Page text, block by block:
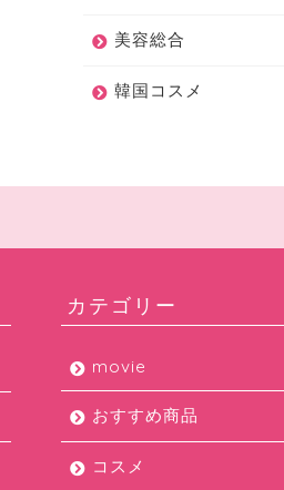
美容総合
韓国コスメ
カテゴリー
movie
おすすめ商品
コスメ